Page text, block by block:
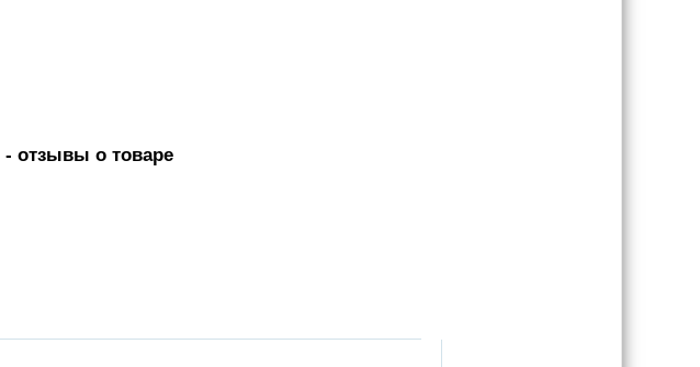
- отзывы о товаре